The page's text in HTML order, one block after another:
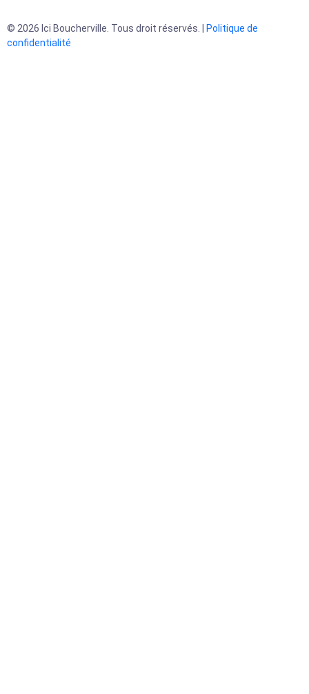
© 2026 Ici Boucherville. Tous droit réservés. |
Politique de
confidentialité